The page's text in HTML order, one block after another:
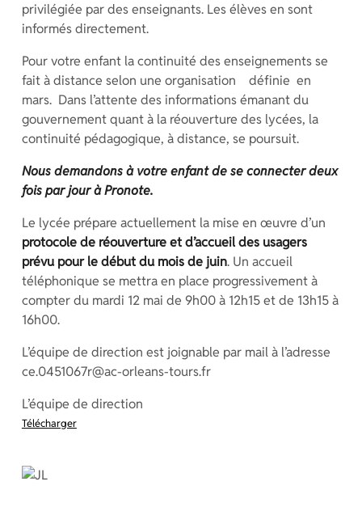
privilégiée par des enseignants. Les élèves en sont
informés directement.
Pour votre enfant la continuité des enseignements se
fait à distance selon une organisation définie en
mars. Dans l’attente des informations émanant du
gouvernement quant à la réouverture des lycées, la
continuité pédagogique, à distance, se poursuit.
Nous demandons à votre enfant de se connecter deux
fois par jour à Pronote.
Le lycée prépare actuellement la mise en œuvre d’un
protocole de réouverture et d’accueil des usagers
prévu pour le début du mois de juin. Un accueil
téléphonique se mettra en place progressivement à
compter du mardi 12 mai de 9h00 à 12h15 et de 13h15 à
16h00.
L’équipe de direction est joignable par mail à l’adresse
ce.0451067r@ac-orleans-tours.fr
L’équipe de direction
Télécharger